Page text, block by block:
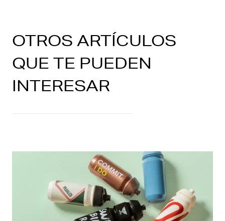
OTROS ARTÍCULOS
QUE TE PUEDEN
INTERESAR